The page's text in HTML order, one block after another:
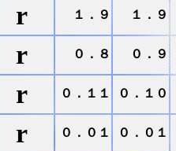
r １．９ １．９
r ０．８ ０．９
r ０．１１ ０．１０
r ０．０１ ０．０１